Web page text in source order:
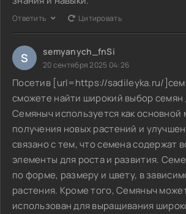
Ответить Цитировать
S semyanych_fnSi
20 сентября 2025 04:26
Посетив [url=https://sadileyka.ru/
сможете найти широкий выбор семян
Семяныч используется как основной
получения новых растений и
связано с тем, что семена содержат
элементы для роста и развития.
по форме, размеру и цвету, в
растения. Кроме того, Семяныч
использован для выращивания